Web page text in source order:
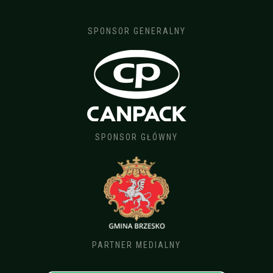
SPONSOR GENERALNY
SPONSOR GŁÓWNY
PARTNER MEDIALNY